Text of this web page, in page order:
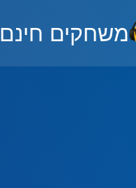
משחקים חינם